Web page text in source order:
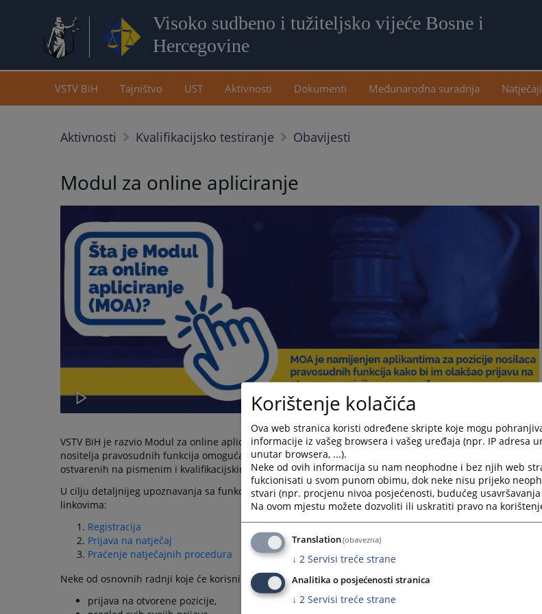
Visoko sudbeno i tužiteljsko vijeće Bosne i
Hercegovine
VSTV BiH Tajništvo UST Aktivnosti Dokumenti Međunarodna suradnja Natječaji
Aktivnosti Kvalifikacijsko testiranje Obavijesti
Modul za online apliciranje
VSTV BiH je razvio Modul za online apliciranje (https://moa.pravosudje.ba) koji kandidatima koji se
nositelja pravosudnih funkcija omogućava slanje i praćenje prijava elektroničkim putem, kao i preglede
ostvarenih na pismenim i kvalifikacijskim testiranjima.
U cilju detaljnijeg upoznavanja sa funkcionalnostima Modula pripremljena su i video uputstva koja
linkovima:
Registracija
Prijava na natječaj
Praćenje natječajnih procedura
Neke od osnovnih radnji koje će korisnik moći izvršiti na privatnom dijelu portala su:
prijava na otvorene pozicije,
Korištenje kolačića
Ova web stranica koristi određene skripte koje mogu
informacije iz vašeg browsera i vašeg uređaja (npr. IP adresa
unutar browsera, ...).
Neke od ovih informacija su nam neophodne i bez njih web
fukcionisati u svom punom obimu, dok neke nisu prijeko
stvari (npr. procjenu nivoa posjećenosti, budućeg
Na ovom mjestu možete dozvoliti ili uskratiti pravo na
Translation(obavezna)
↓ 2 Servisi treće strane
Analitika o posjećenosti stranica
↓ 2 Servisi treće strane